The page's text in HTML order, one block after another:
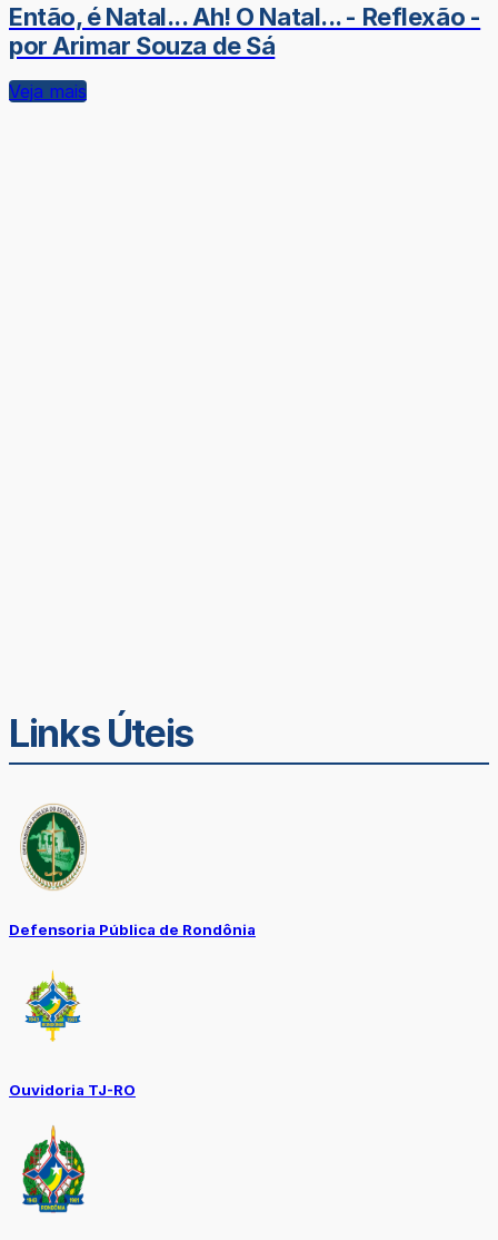
Então, é Natal... Ah! O Natal... - Reflexão -
por Arimar Souza de Sá
Veja mais
Links Úteis
Defensoria Pública de Rondônia
Ouvidoria TJ-RO